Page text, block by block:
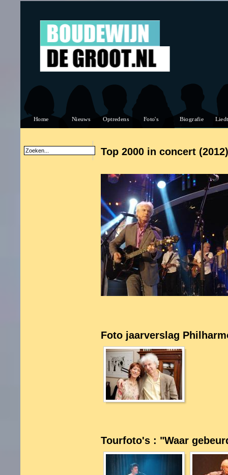
Top 2000 in concert (2012)
Foto jaarverslag
Tourfoto's : "Waar